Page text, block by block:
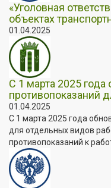
«Уголовная
объектах
01.04.2025
С 1 марта 2025
противопоказаний
01.04.2025
С 1 марта 2025 года
для отдельных видов
противопоказаний к